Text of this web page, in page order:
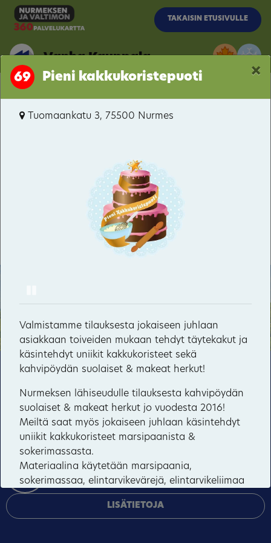
Tämä sivusto käyttää pakollisia evästeitä sivuston
toiminnan ja tietoturvan varmentamiseen sekä
valinnaisia evästeitä palveluiden toimittamiseen,
mainosten personointiin ja liikenteen analysointiin.
HYVÄKSY KAIKKI
HALLINNOI EVÄSTEITÄ
LISÄTIETOJA
Siirry pääsisältöön
TAKAISIN ETUSIVULLE
Vanha Kauppala
Haikolan talo
69 Pieni kakkukoristepuoti ×
Tuomaankatu 3, 75500 Nurmes
Valmistamme tilauksesta jokaiseen juhlaan
asiakkaan toiveiden mukaan tehdyt täytekakut ja
käsintehdyt uniikit kakkukoristeet sekä
kahvipöydän suolaiset & makeat herkut!
Nurmeksen lähiseudulle tilauksesta kahvipöydän
suolaiset & makeat herkut jo vuodesta 2016!
Meiltä saat myös jokaiseen juhlaan käsintehdyt
uniikit kakkukoristeet marsipaanista &
sokerimassasta.
Materiaalina käytetään marsipaania,
sokerimassaa, elintarvikevärejä, elintarvikeliimaa
sekä tarvittaessa tukirakenteita, jonka vuoksi
kaikki koristeet eivät sovellu syötäväksi. Oikein